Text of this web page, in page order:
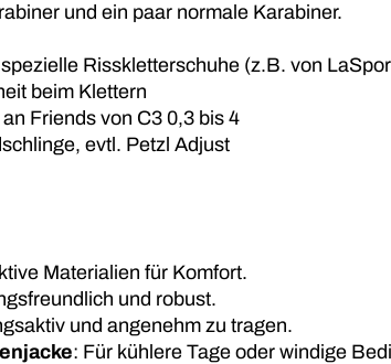
und ein paar normale Karabiner.
Risskletterschuhe (z.B. von
beim Klettern
Friends von C3 0,3 bis 4
evtl. Petzl Adjust
Materialien für Komfort.
und robust.
und angenehm zu tragen.
: Für kühlere Tage oder windige